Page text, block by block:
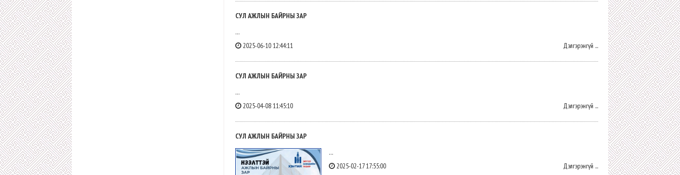
СУЛ АЖЛЫН БАЙРНЫ ЗАР
...
2025-06-10 12:44:11 Дэлгэрэнгүй ...
СУЛ АЖЛЫН БАЙРНЫ ЗАР
...
2025-04-08 11:45:10 Дэлгэрэнгүй ...
СУЛ АЖЛЫН БАЙРНЫ ЗАР
...
2025-02-17 17:55:00 Дэлгэрэнгүй ...